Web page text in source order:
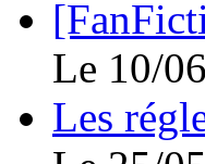
Le 10/
Les